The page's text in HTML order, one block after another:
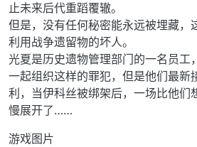
止未来后代重蹈覆辙。
但是，没有任何秘密能永远被埋藏，
利用战争遗留物的坏人。
光夏是历史遗物管理部门的一名员工
一起组织这样的罪犯，但是他们最新
利，当伊科丝被绑架后，一场比他们
慢展开了……
游戏图片